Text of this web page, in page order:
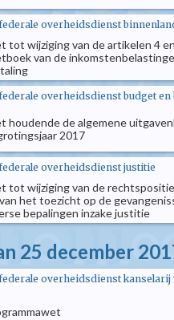
overheidsdienst
tot wijziging van de artikelen 4
van de
overheidsdienst budget en
houdende de algemene
2017
overheidsdienst justitie
tot wijziging van de
het toezicht op de
bepalingen inzake justitie
25 december
overheidsdienst